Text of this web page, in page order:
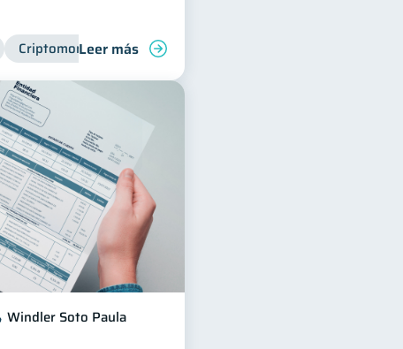
financiera Finanzas para jóvenes
CriptomonedasLeer más
Windler Soto Paula